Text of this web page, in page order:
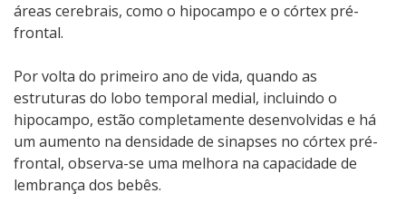
áreas cerebrais, como o hipocampo e o córtex pré-
frontal.
Por volta do primeiro ano de vida, quando as
estruturas do lobo temporal medial, incluindo o
hipocampo, estão completamente desenvolvidas e há
um aumento na densidade de sinapses no córtex pré-
frontal, observa-se uma melhora na capacidade de
lembrança dos bebês.